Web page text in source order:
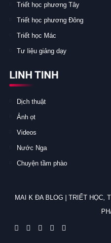
Triết học phương Tây
Triết học phương Đông
Triết học Mác
Tư liệu giảng dạy
LINH TINH
Dịch thuật
Ảnh ọt
Videos
Nước Nga
Chuyện tầm phào
MAI K ĐA BLOG | TRIẾT HỌC,